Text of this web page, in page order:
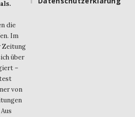
die
Im
Zeitung
über
–
von